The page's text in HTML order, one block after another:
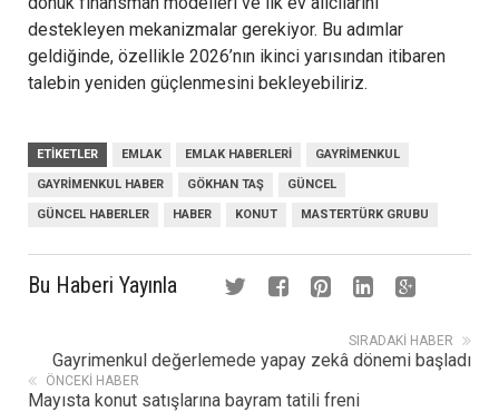
destekleyen mekanizmalar gerekiyor. Bu adımlar
geldiğinde, özellikle 2026’nın ikinci yarısından itibaren
talebin yeniden güçlenmesini bekleyebiliriz.
ETIKETLER EMLAK EMLAK HABERLERI GAYRIMENKUL
GAYRIMENKUL HABER GÖKHAN TAŞ GÜNCEL
GÜNCEL HABERLER HABER KONUT MASTERTÜRK GRUBU
Bu Haberi Yayınla
SIRADAKI HABER
Gayrimenkul değerlemede yapay zekâ dönemi başladı
ÖNCEKI HABER
Mayısta konut satışlarına bayram tatili freni